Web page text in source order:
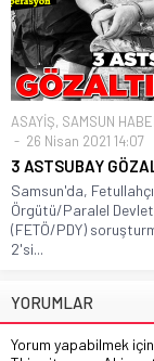
ASAYİŞ, SAMSUN
26 Nisan 2021 14:07
3 ASTSUBAY
Samsun'da,
Örgütü/Paralel Devlet
(FETÖ/PDY)
2'si...
YORUMLAR
Yorum yapabilmek için